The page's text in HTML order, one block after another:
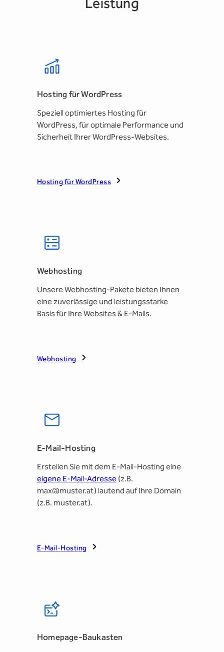
Hosting für WordPress
Speziell optimiertes Hosting für
WordPress, für optimale Performance und
Sicherheit Ihrer WordPress-Websites.
Hosting für WordPress
Webhosting
Unsere Webhosting-Pakete bieten Ihnen
eine zuverlässige und leistungsstarke
Basis für Ihre Websites & E-Mails.
Webhosting
E-Mail-Hosting
Erstellen Sie mit dem E-Mail-Hosting eine
eigene E-Mail-Adresse(z.B.
max@muster.at) lautend auf Ihre Domain
(z.B. muster.at).
E-Mail-Hosting
Homepage-Baukasten